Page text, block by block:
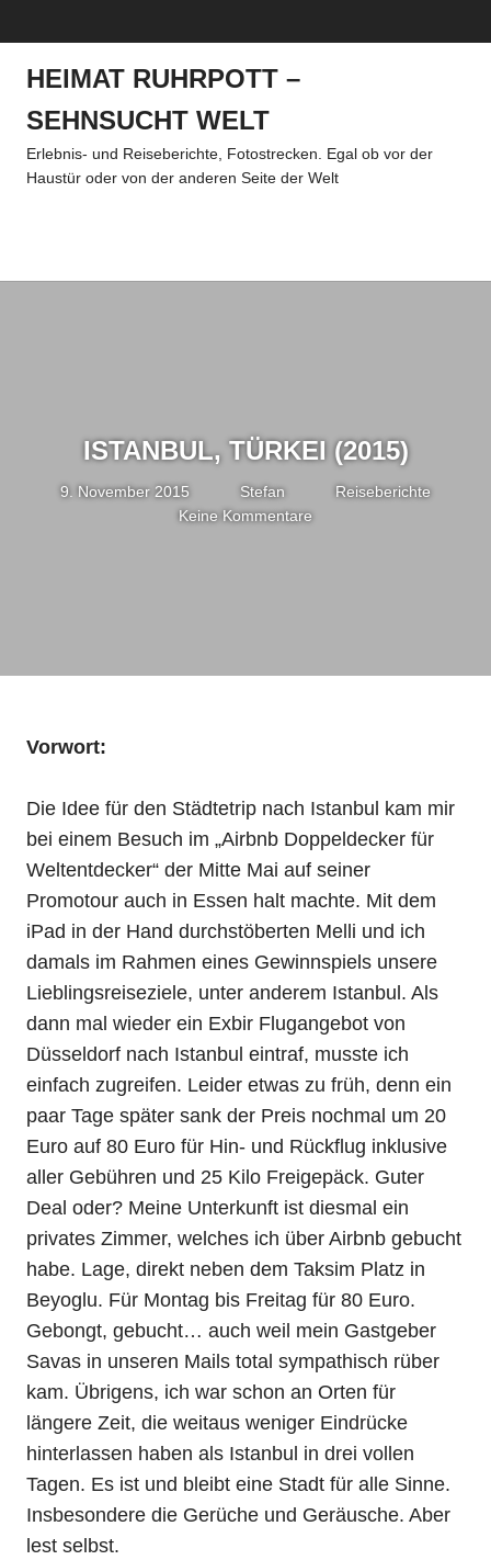
Inhalt
springen
HEIMAT RUHRPOTT –
SEHNSUCHT WELT
Erlebnis- und Reiseberichte, Fotostrecken. Egal ob vor der
Haustür oder von der anderen Seite der Welt
ISTANBUL, TÜRKEI (2015)
9. November 2015 Stefan
Reiseberichte
Keine Kommentare
Vorwort:
Die Idee für den Städtetrip nach Istanbul kam mir
bei einem Besuch im „Airbnb Doppeldecker für
Weltentdecker“ der Mitte Mai auf seiner
Promotour auch in Essen halt machte. Mit dem
iPad in der Hand durchstöberten Melli und ich
damals im Rahmen eines Gewinnspiels unsere
Lieblingsreiseziele, unter anderem Istanbul. Als
dann mal wieder ein Exbir Flugangebot von
Düsseldorf nach Istanbul eintraf, musste ich
einfach zugreifen. Leider etwas zu früh, denn ein
paar Tage später sank der Preis nochmal um 20
Euro auf 80 Euro für Hin- und Rückflug inklusive
aller Gebühren und 25 Kilo Freigepäck. Guter
Deal oder? Meine Unterkunft ist diesmal ein
privates Zimmer, welches ich über Airbnb gebucht
habe. Lage, direkt neben dem Taksim Platz in
Beyoglu. Für Montag bis Freitag für 80 Euro.
Gebongt, gebucht… auch weil mein Gastgeber
Savas in unseren Mails total sympathisch rüber
kam. Übrigens, ich war schon an Orten für
längere Zeit, die weitaus weniger Eindrücke
hinterlassen haben als Istanbul in drei vollen
Tagen. Es ist und bleibt eine Stadt für alle Sinne.
Insbesondere die Gerüche und Geräusche. Aber
lest selbst.